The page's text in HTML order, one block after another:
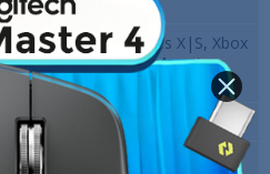
PS5, PS4, Xbox Series X|S, Xbox
Nintendo Switch, Mac et
mobiles
Rouge
Cloud III Noir/Rouge